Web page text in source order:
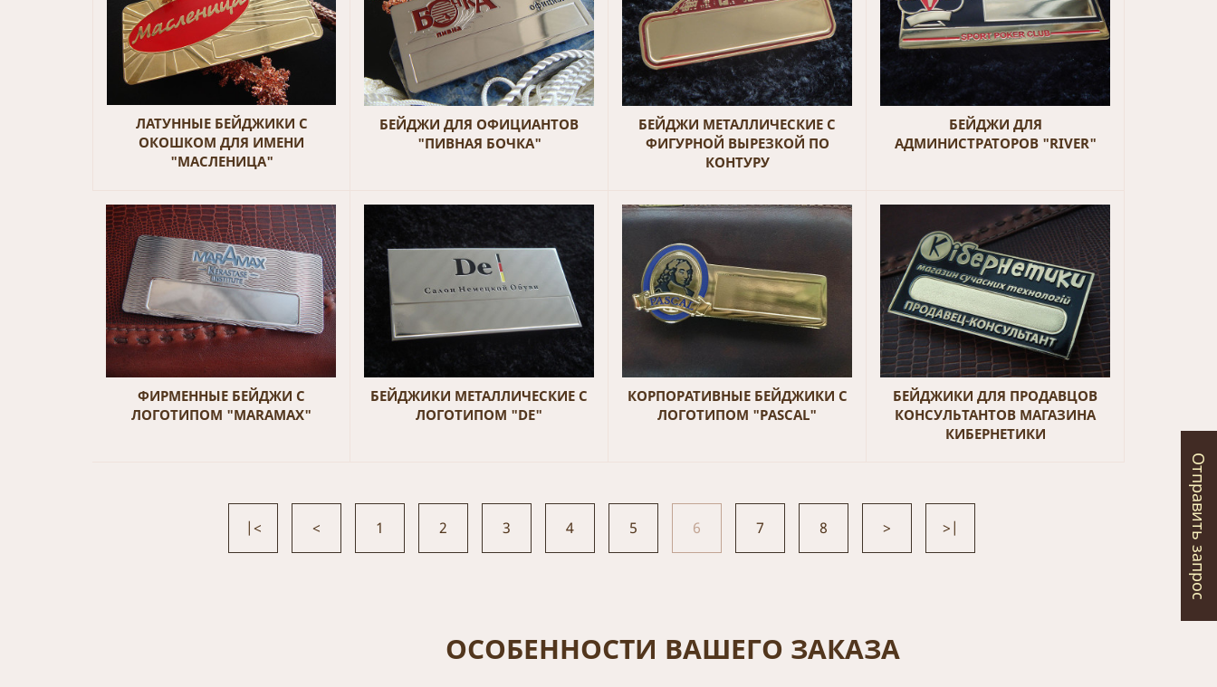
Отправить запрос
ЛАТУННЫЕ БЕЙДЖИКИ С
ОКОШКОМ ДЛЯ ИМЕНИ
"МАСЛЕНИЦА"
БЕЙДЖИ ДЛЯ ОФИЦИАНТОВ
"ПИВНАЯ БОЧКА"
БЕЙДЖИ МЕТАЛЛИЧЕСКИЕ С
ФИГУРНОЙ ВЫРЕЗКОЙ ПО
КОНТУРУ
БЕЙДЖИ ДЛЯ
АДМИНИСТРАТОРОВ "RIVER"
ФИРМЕННЫЕ БЕЙДЖИ С
ЛОГОТИПОМ "MARAMAX"
БЕЙДЖИКИ МЕТАЛЛИЧЕСКИЕ С
ЛОГОТИПОМ "DE"
КОРПОРАТИВНЫЕ БЕЙДЖИКИ С
ЛОГОТИПОМ "PASCAL"
БЕЙДЖИКИ ДЛЯ ПРОДАВЦОВ
КОНСУЛЬТАНТОВ МАГАЗИНА
КИБЕРНЕТИКИ
|< < 1 2 3 4 5 6 7 8 > >|
ОСОБЕННОСТИ ВАШЕГО ЗАКАЗА